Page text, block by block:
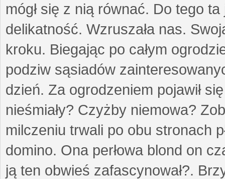
mógł się z nią równać. Do tego
delikatność. Wzruszała nas.
kroku. Biegając po całym
podziw sąsiadów
dzień. Za ogrodzeniem pojawił
nieśmiały? Czyżby niemowa?
milczeniu trwali po obu stronach
domino. Ona perłowa blond on
ją ten obwieś zafascynował?.